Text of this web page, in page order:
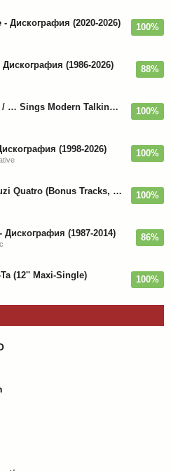
Дискография (2020-2026) 100%
(1986-2026) 88%
Thomas Anders / … Sings Modern Talking: The Best hi-res 100%
(1998-2026) 100%
Suzi Quatro - Suzi Quatro (Bonus Tracks, Remaster) 1973/2022 100%
(1987-2014) 86%
(12'' Maxi-Single) 100%